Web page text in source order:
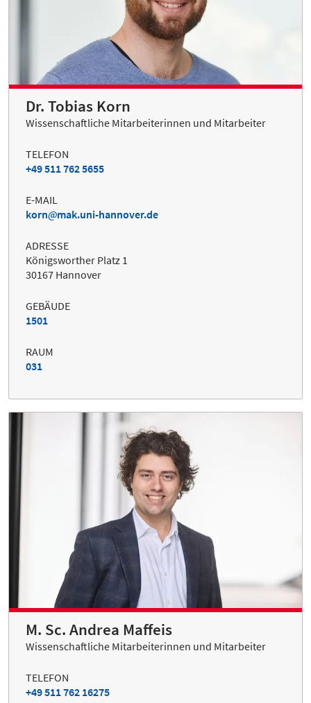
Dr. Tobias Korn
Wissenschaftliche Mitarbeiterinnen und Mitarbeiter
TELEFON
+49 511 762 5655
E-MAIL
korn
mak.uni-hannover.de
ADRESSE
Königsworther Platz 1
30167 Hannover
GEBÄUDE
1501
RAUM
031
M. Sc. Andrea Maffeis
Wissenschaftliche Mitarbeiterinnen und Mitarbeiter
TELEFON
+49 511 762 16275